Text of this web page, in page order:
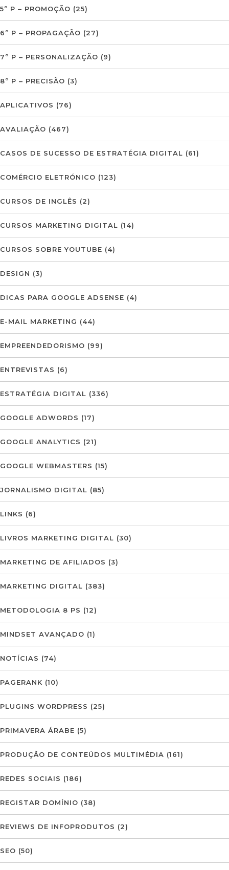
5º P – PROMOÇÃO (25)
6º P – PROPAGAÇÃO (27)
7º P – PERSONALIZAÇÃO (9)
8º P – PRECISÃO (3)
APLICATIVOS (76)
AVALIAÇÃO (467)
CASOS DE SUCESSO DE ESTRATÉGIA DIGITAL (61)
COMÉRCIO ELETRÓNICO (123)
CURSOS DE INGLÊS (2)
CURSOS MARKETING DIGITAL (14)
CURSOS SOBRE YOUTUBE (4)
DESIGN (3)
DICAS PARA GOOGLE ADSENSE (4)
E-MAIL MARKETING (44)
EMPREENDEDORISMO (99)
ENTREVISTAS (6)
ESTRATÉGIA DIGITAL (336)
GOOGLE ADWORDS (17)
GOOGLE ANALYTICS (21)
GOOGLE WEBMASTERS (15)
JORNALISMO DIGITAL (85)
LINKS (6)
LIVROS MARKETING DIGITAL (30)
MARKETING DE AFILIADOS (3)
MARKETING DIGITAL (383)
METODOLOGIA 8 PS (12)
MINDSET AVANÇADO (1)
NOTÍCIAS (74)
PAGERANK (10)
PLUGINS WORDPRESS (25)
PRIMAVERA ÁRABE (5)
PRODUÇÃO DE CONTEÚDOS MULTIMÉDIA (161)
REDES SOCIAIS (186)
REGISTAR DOMÍNIO (38)
REVIEWS DE INFOPRODUTOS (2)
SEO (50)